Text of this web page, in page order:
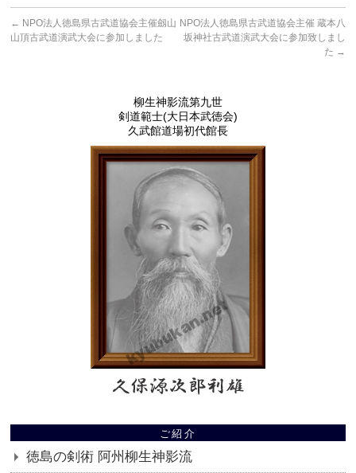
← NPO法人徳島県古武道協会主催劔山
山頂古武道演武大会に参加しました
NPO法人徳島県古武道協会主催 蔵本八
坂神社古武道演武大会に参加致しまし
た →
柳生神影流第九世
剣道範士(大日本武徳会)
久武館道場初代館長
ご紹介
徳島の剣術 阿州柳生神影流